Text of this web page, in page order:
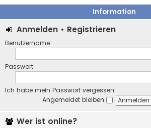
Information
Anmelden • Registrieren
Benutzername:
Passwort:
Ich habe mein Passwort vergessen
Angemeldet bleiben
Wer ist online?